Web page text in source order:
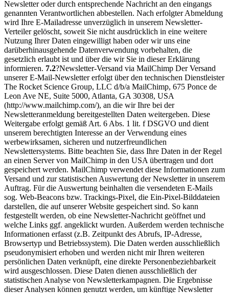
Newsletter oder durch entsprechende Nachricht an den eingangs
genannten Verantwortlichen abbestellen. Nach erfolgter Abmeldung
wird Ihre E-Mailadresse unverzüglich in unserem Newsletter-
Verteiler gelöscht, soweit Sie nicht ausdrücklich in eine weitere
Nutzung Ihrer Daten eingewilligt haben oder wir uns eine
darüberhinausgehende Datenverwendung vorbehalten, die
gesetzlich erlaubt ist und über die wir Sie in dieser Erklärung
informieren. 7.2?Newsletter-Versand via MailChimp Der Versand
unserer E-Mail-Newsletter erfolgt über den technischen Dienstleister
The Rocket Science Group, LLC d/b/a MailChimp, 675 Ponce de
Leon Ave NE, Suite 5000, Atlanta, GA 30308, USA
(http://www.mailchimp.com/), an die wir Ihre bei der
Newsletteranmeldung bereitgestellten Daten weitergeben. Diese
Weitergabe erfolgt gemäß Art. 6 Abs. 1 lit. f DSGVO und dient
unserem berechtigten Interesse an der Verwendung eines
werbewirksamen, sicheren und nutzerfreundlichen
Newslettersystems. Bitte beachten Sie, dass Ihre Daten in der Regel
an einen Server von MailChimp in den USA übertragen und dort
gespeichert werden. MailChimp verwendet diese Informationen zum
Versand und zur statistischen Auswertung der Newsletter in unserem
Auftrag. Für die Auswertung beinhalten die versendeten E-Mails
sog. Web-Beacons bzw. Trackings-Pixel, die Ein-Pixel-Bilddateien
darstellen, die auf unserer Website gespeichert sind. So kann
festgestellt werden, ob eine Newsletter-Nachricht geöffnet und
welche Links ggf. angeklickt wurden. Außerdem werden technische
Informationen erfasst (z.B. Zeitpunkt des Abrufs, IP-Adresse,
Browsertyp und Betriebssystem). Die Daten werden ausschließlich
pseudonymisiert erhoben und werden nicht mir Ihren weiteren
persönlichen Daten verknüpft, eine direkte Personenbeziehbarkeit
wird ausgeschlossen. Diese Daten dienen ausschließlich der
statistischen Analyse von Newsletterkampagnen. Die Ergebnisse
dieser Analysen können genutzt werden, um künftige Newsletter